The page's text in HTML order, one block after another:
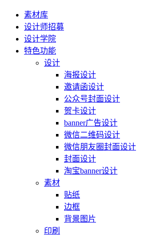
素材库
设计师招募
设计学院
特色功能
设计
海报设计
邀请函设计
公众号封面设计
贺卡设计
banner广告设计
微信二维码设计
微信朋友圈封面设计
封面设计
淘宝banner设计
素材
贴纸
边框
背景图片
印刷